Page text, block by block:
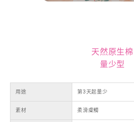
天然原生棉
量少型
用途 第3天起量少
素材 柔滑膚觸